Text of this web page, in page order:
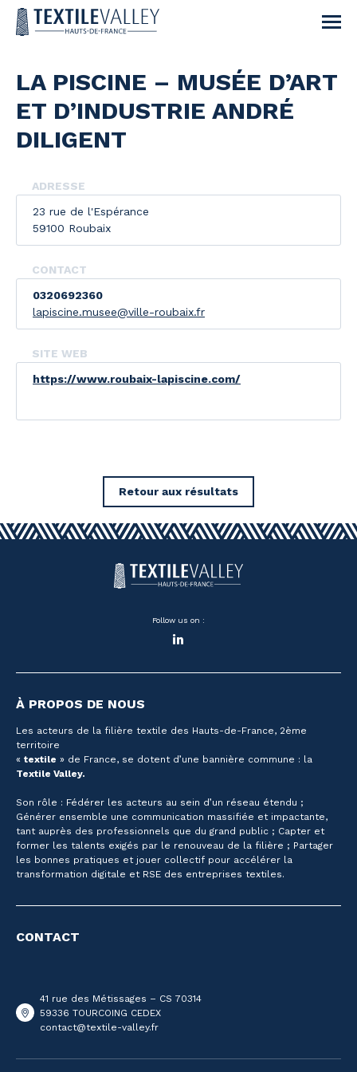
LA PISCINE – MUSÉE D’ART
ET D’INDUSTRIE ANDRÉ
DILIGENT
ADRESSE
23 rue de l'Espérance
59100 Roubaix
CONTACT
0320692360
lapiscine.musee@ville-roubaix.fr
SITE WEB
https://www.roubaix-lapiscine.com/
Retour aux résultats
Follow us on :
À PROPOS DE NOUS
Les acteurs de la filière textile des Hauts-de-France, 2ème
territoire
« textile » de France, se dotent d’une bannière commune : la
Textile Valley.
Son rôle : Fédérer les acteurs au sein d’un réseau étendu ;
Générer ensemble une communication massifiée et impactante,
tant auprès des professionnels que du grand public ; Capter et
former les talents exigés par le renouveau de la filière ; Partager
les bonnes pratiques et jouer collectif pour accélérer la
transformation digitale et RSE des entreprises textiles.
CONTACT
41 rue des Métissages – CS 70314
59336 TOURCOING CEDEX
contact@textile-valley.fr